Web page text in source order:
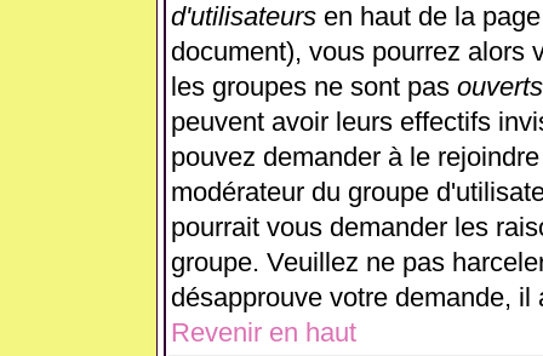
d'utilisateursen haut de la
document), vous pourrez alors
les groupes ne sont pas ouverts
peuvent avoir leurs effectifs
pouvez demander à le
modérateur du groupe
pourrait vous demander les
groupe. Veuillez ne pas
désapprouve votre demande, il
Revenir en haut